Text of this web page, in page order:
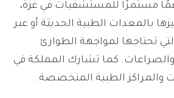
مستمرًا للمستشفيات في غزة،
بالمعدات الطبية الحديثة أو عبر
تحتاجها لمواجهة الطوارئ
والصراعات. كما تشارك المملكة في
والمراكز الطبية المتخصصة.